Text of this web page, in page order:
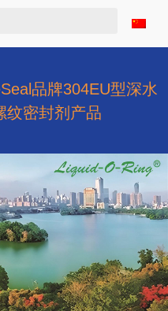
品牌304EU型深水
纹密封剂产品